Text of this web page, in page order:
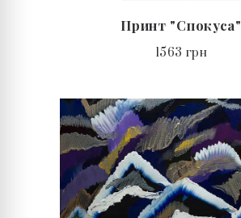
Принт "Спокуса"
1563 грн